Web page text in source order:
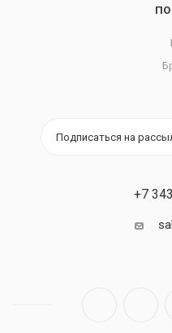
Подписаться на
+7